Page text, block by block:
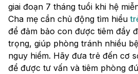
giai đoạn 7 tháng tuổi khi hệ
Cha mẹ cần chủ động tìm hiểu
để đảm bảo con được tiêm đầy
trọng, giúp phòng tránh nhiều
nguy hiểm. Hãy đưa trẻ đến cơ
để được tư vấn và tiêm phòng